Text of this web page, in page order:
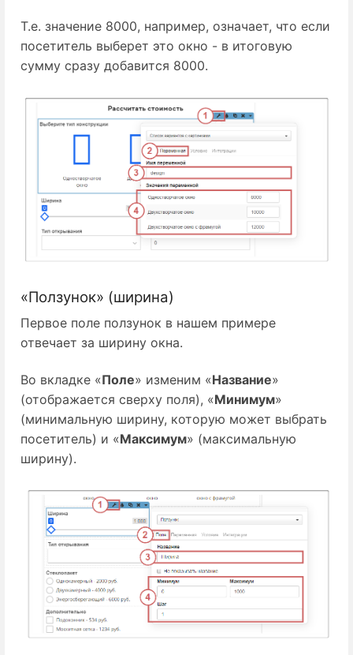
Т.е. значение 8000, например, означает, что если
посетитель выберет это окно - в итоговую
сумму сразу добавится 8000.
«Ползунок» (ширина)
Первое поле ползунок в нашем примере
отвечает за ширину окна.
Во вкладке «Поле» изменим «Название»
(отображается сверху поля), «Минимум»
(минимальную ширину, которую может выбрать
посетитель) и «Максимум» (максимальную
ширину).